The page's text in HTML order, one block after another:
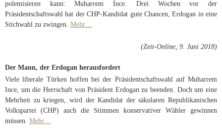
polemisieren kann: Muharrem İnce. Drei Wochen vor der
Präsidentschaftswahl hat der CHP-Kandidat gute Chancen, Erdogan in eine
Stichwahl zu zwingen. Mehr…
(Zeit-Online, 9. Juni 2018)
Der Mann, der Erdogan herausfordert
Viele liberale Türken hoffen bei der Präsidentschaftswahl auf Muharrem
Ince, um die Herrschaft von Präsident Erdogan zu beenden. Doch um eine
Mehrheit zu kriegen, wird der Kandidat der säkularen Republikanischen
Volkspartei (CHP) auch die Stimmen konservativer Wähler gewinnen
müssen. Mehr…